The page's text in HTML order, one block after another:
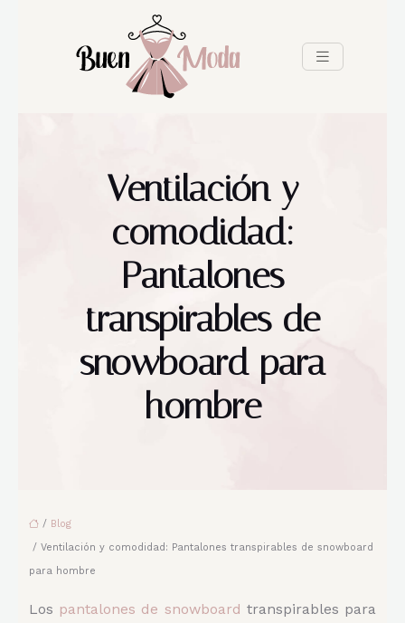
Ventilación y
comodidad:
Pantalones
transpirables de
snowboard para
hombre
/ Blog
/ Ventilación y comodidad: Pantalones transpirables de snowboard
para hombre
Los pantalones de snowboard transpirables para